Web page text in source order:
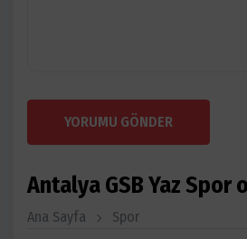
YORUMU GÖNDER
Antalya GSB Yaz Spor
Ana Sayfa Spor